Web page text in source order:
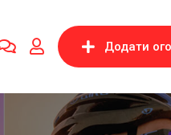
Додати